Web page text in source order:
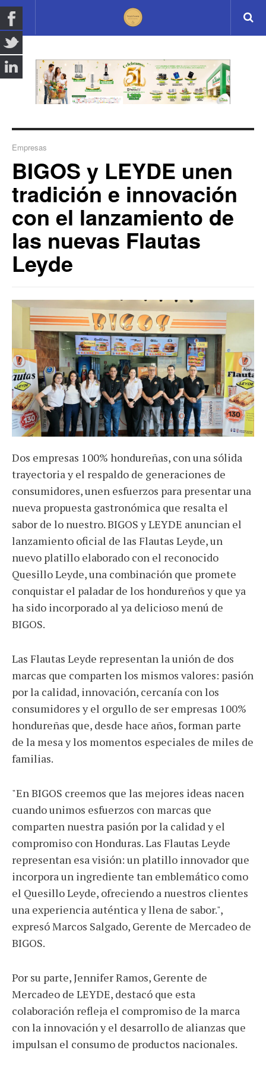
Empresas
BIGOS y LEYDE unen
tradición e innovación
con el lanzamiento de
las nuevas Flautas
Leyde
Dos empresas 100% hondureñas, con una sólida
trayectoria y el respaldo de generaciones de
consumidores, unen esfuerzos para presentar una
nueva propuesta gastronómica que resalta el
sabor de lo nuestro. BIGOS y LEYDE anuncian el
lanzamiento oficial de las Flautas Leyde, un
nuevo platillo elaborado con el reconocido
Quesillo Leyde, una combinación que promete
conquistar el paladar de los hondureños y que ya
ha sido incorporado al ya delicioso menú de
BIGOS.
Las Flautas Leyde representan la unión de dos
marcas que comparten los mismos valores: pasión
por la calidad, innovación, cercanía con los
consumidores y el orgullo de ser empresas 100%
hondureñas que, desde hace años, forman parte
de la mesa y los momentos especiales de miles de
familias.
"En BIGOS creemos que las mejores ideas nacen
cuando unimos esfuerzos con marcas que
comparten nuestra pasión por la calidad y el
compromiso con Honduras. Las Flautas Leyde
representan esa visión: un platillo innovador que
incorpora un ingrediente tan emblemático como
el Quesillo Leyde, ofreciendo a nuestros clientes
una experiencia auténtica y llena de sabor.",
expresó Marcos Salgado, Gerente de Mercadeo de
BIGOS.
Por su parte, Jennifer Ramos, Gerente de
Mercadeo de LEYDE, destacó que esta
colaboración refleja el compromiso de la marca
con la innovación y el desarrollo de alianzas que
impulsan el consumo de productos nacionales.